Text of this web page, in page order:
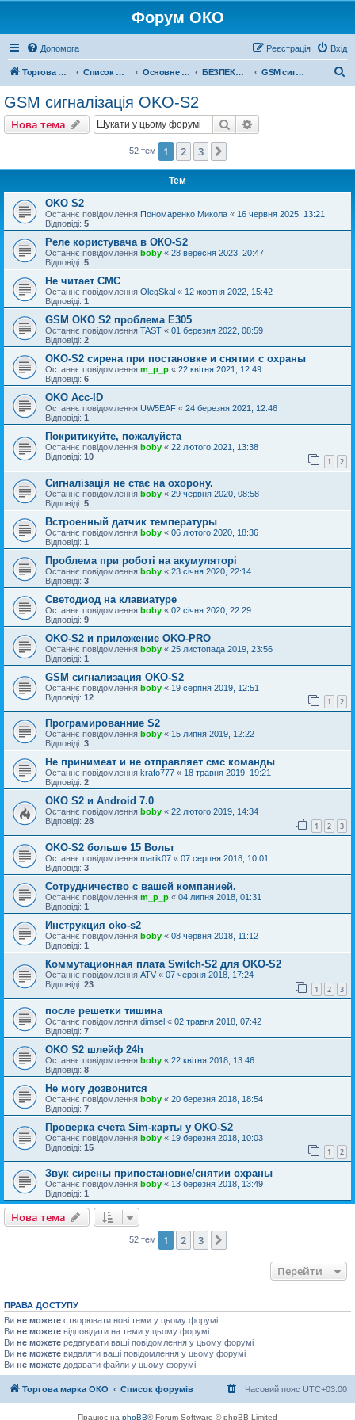
Форум ОКО
Допомога Вхід
Реєстрація
Торгова марка ОКО Список форумів Основне обладнання БЕЗПЕКА НЕРУХОМОСТІ GSM сигналізація OKO-S2
GSM сигналізація OKO-S2
Нова тема Пошук
52 тем 1 2 3
Тем
OKO S2
Останнє повідомлення Пономаренко Микола « 16 червня 2025, 13:21
Відповіді: 5
Реле користувача в ОКО-S2
Останнє повідомлення boby « 28 вересня 2023, 20:47
Відповіді: 5
Не читает СМС
Останнє повідомлення OlegSkal « 12 жовтня 2022, 15:42
Відповіді: 1
GSM OKO S2 проблема Е305
Останнє повідомлення TAST « 01 березня 2022, 08:59
Відповіді: 2
OKO-S2 сирена при постановке и снятии с охраны
Останнє повідомлення m_p_p « 22 квітня 2021, 12:49
Відповіді: 6
OKO Acc-ID
Останнє повідомлення UW5EAF « 24 березня 2021, 12:46
Відповіді: 1
Покритикуйте, пожалуйста
Останнє повідомлення boby « 22 лютого 2021, 13:38
Відповіді: 10 1 2
Сигналізація не стає на охорону.
Останнє повідомлення boby « 29 червня 2020, 08:58
Відповіді: 5
Встроенный датчик температуры
Останнє повідомлення boby « 06 лютого 2020, 18:36
Відповіді: 1
Проблема при роботі на акумуляторі
Останнє повідомлення boby « 23 січня 2020, 22:14
Відповіді: 3
Светодиод на клавиатуре
Останнє повідомлення boby « 02 січня 2020, 22:29
Відповіді: 9
OKO-S2 и приложение OKO-PRO
Останнє повідомлення boby « 25 листопада 2019, 23:56
Відповіді: 1
GSM сигнализация OKO-S2
Останнє повідомлення boby « 19 серпня 2019, 12:51
Відповіді: 12 1 2
Програмированние S2
Останнє повідомлення boby « 15 липня 2019, 12:22
Відповіді: 3
Не принимеат и не отправляет смс команды
Останнє повідомлення krafo777 « 18 травня 2019, 19:21
Відповіді: 2
OKO S2 и Android 7.0
Останнє повідомлення boby « 22 лютого 2019, 14:34
Відповіді: 28 1 2 3
OKO-S2 больше 15 Вольт
Останнє повідомлення marik07 « 07 серпня 2018, 10:01
Відповіді: 3
Сотрудничество с вашей компанией.
Останнє повідомлення m_p_p « 04 липня 2018, 01:31
Відповіді: 1
Инструкция oko-s2
Останнє повідомлення boby « 08 червня 2018, 11:12
Відповіді: 1
Коммутационная плата Switch-S2 для OKO-S2
Останнє повідомлення ATV « 07 червня 2018, 17:24
Відповіді: 23 1 2 3
после решетки тишина
Останнє повідомлення dimsel « 02 травня 2018, 07:42
Відповіді: 7
OKO S2 шлейф 24h
Останнє повідомлення boby « 22 квітня 2018, 13:46
Відповіді: 8
Не могу дозвонится
Останнє повідомлення boby « 20 березня 2018, 18:54
Відповіді: 7
Проверка счета Sim-карты у OKO-S2
Останнє повідомлення boby « 19 березня 2018, 10:03
Відповіді: 15 1 2
Звук сирены припостановке/снятии охраны
Останнє повідомлення boby « 13 березня 2018, 13:49
Відповіді: 1
Нова тема
52 тем 1 2 3
Перейти
ПРАВА ДОСТУПУ
Ви не можете створювати нові теми у цьому форумі
Ви не можете відповідати на теми у цьому форумі
Ви не можете редагувати ваші повідомлення у цьому форумі
Ви не можете видаляти ваші повідомлення у цьому форумі
Ви не можете додавати файли у цьому форумі
Торгова марка ОКО Список форумів Часовий пояс UTC+03:00
Працює на phpBB® Forum Software © phpBB Limited